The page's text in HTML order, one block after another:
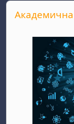
Прескочи
Академична